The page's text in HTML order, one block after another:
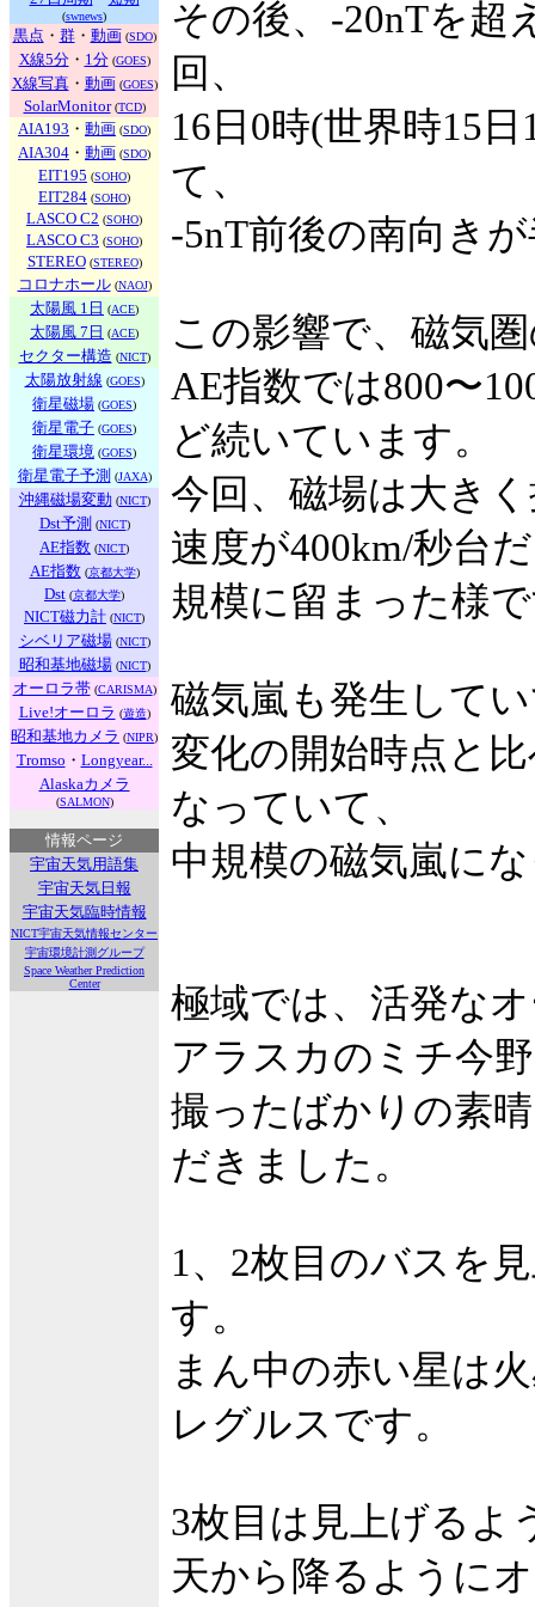
(swnews)
黒点 ・ 群・ 動画 (SDO)
X線5分・ 1分(GOES)
X線写真・ 動画 (GOES)
SolarMonitor(TCD)
AIA193 ・ 動画 (SDO)
AIA304 ・ 動画 (SDO)
EIT195 (SOHO)
EIT284 (SOHO)
LASCO C2 (SOHO)
LASCO C3 (SOHO)
STEREO(STEREO)
コロナホール(NAOJ)
太陽風 1日 (ACE)
太陽風 7日 (ACE)
セクター構造 (NICT)
太陽放射線 (GOES)
衛星磁場 (GOES)
衛星電子 (GOES)
衛星環境 (GOES)
衛星電子予測 (JAXA)
沖縄磁場変動 (NICT)
Dst予測 (NICT)
AE指数 (NICT)
AE指数(京都大学)
Dst (京都大学)
NICT磁力計 (NICT)
シベリア磁場(NICT)
昭和基地磁場(NICT)
オーロラ帯(CARISMA)
Live!オーロラ (遊造)
昭和基地カメラ (NIPR)
Tromso ・ Longyear...
Alaskaカメラ
(SALMON)
情報ページ
宇宙天気用語集
宇宙天気日報
宇宙天気臨時情報
NICT宇宙天気情報センター
宇宙環境計測グループ
Space Weather Prediction
Center
その後、-20nTを超
回、
16日0時(世界時15
て、
-5nT前後の南向き
この影響で、磁気
AE指数では800〜
ど続いています。
今回、磁場は大き
速度が400km/秒台
規模に留まった様
磁気嵐も発生して
変化の開始時点と
なっていて、
中規模の磁気嵐に
極域では、活発な
アラスカのミチ今
撮ったばかりの素
だきました。
1、2枚目のバスを
す。
まん中の赤い星は
レグルスです。
3枚目は見上げるよ
天から降るように